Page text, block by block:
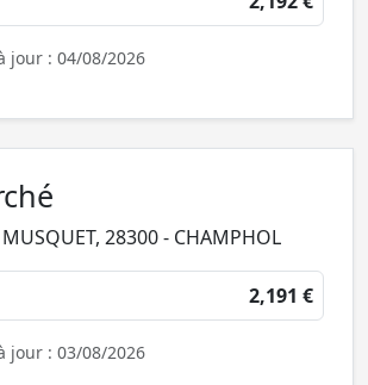
jour : 04/08/2026
28300 - CHAMPHOL
2,191 €
jour : 03/08/2026